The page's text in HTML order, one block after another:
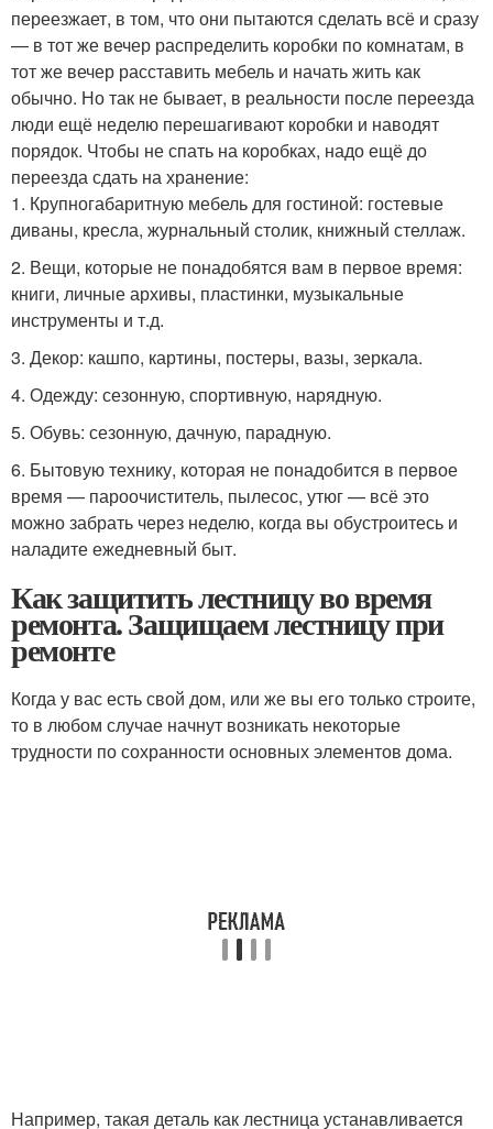
переезжает, в том, что они пытаются сделать всё и сразу
— в тот же вечер распределить коробки по комнатам, в
тот же вечер расставить мебель и начать жить как
обычно. Но так не бывает, в реальности после переезда
люди ещё неделю перешагивают коробки и наводят
порядок. Чтобы не спать на коробках, надо ещё до
переезда сдать на хранение:
1. Крупногабаритную мебель для гостиной: гостевые
диваны, кресла, журнальный столик, книжный стеллаж.
2. Вещи, которые не понадобятся вам в первое время:
книги, личные архивы, пластинки, музыкальные
инструменты и т.д.
3. Декор: кашпо, картины, постеры, вазы, зеркала.
4. Одежду: сезонную, спортивную, нарядную.
5. Обувь: сезонную, дачную, парадную.
6. Бытовую технику, которая не понадобится в первое
время — пароочиститель, пылесос, утюг — всё это
можно забрать через неделю, когда вы обустроитесь и
наладите ежедневный быт.
Как защитить лестницу во время
ремонта. Защищаем лестницу при
ремонте
Когда у вас есть свой дом, или же вы его только строите,
то в любом случае начнут возникать некоторые
трудности по сохранности основных элементов дома.
Например, такая деталь как лестница устанавливается